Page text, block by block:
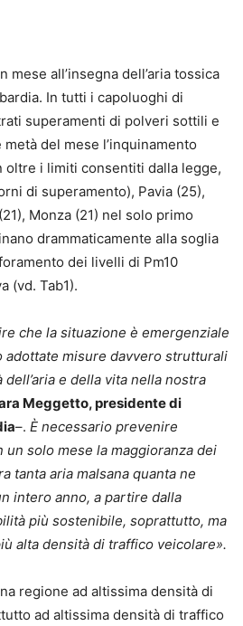
mese all’insegna dell’aria tossica
In tutti i capoluoghi di
superamenti di polveri sottili e
del mese l’inquinamento
oltre i limiti consentiti dalla legge,
di superamento), Pavia (25),
Monza (21) nel solo primo
drammaticamente alla soglia
dei livelli di Pm10
(vd. Tab1).
che la situazione è emergenziale
adottate misure davvero strutturali
e della vita nella nostra
Meggetto, presidente di
–. È necessario prevenire
solo mese la maggioranza dei
tanta aria malsana quanta ne
intero anno, a partire dalla
più sostenibile, soprattutto, ma
alta densità di traffico veicolare».
regione ad altissima densità di
ad altissima densità di traffico